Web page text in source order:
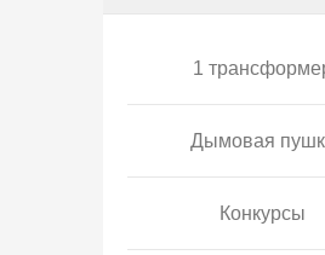
1
Дымовая
Конкурсы